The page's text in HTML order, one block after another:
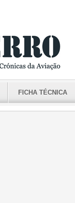
FICHA TÉCNICA